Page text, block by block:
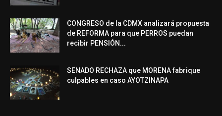
CONGRESO de la CDMX analizará propuesta
de REFORMA para que PERROS puedan
recibir PENSIÓN...
SENADO RECHAZA que MORENA fabrique
culpables en caso AYOTZINAPA